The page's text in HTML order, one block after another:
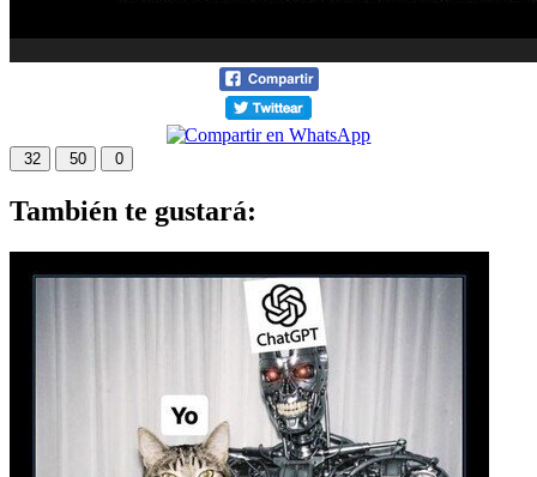
32 50 0
También te gustará: